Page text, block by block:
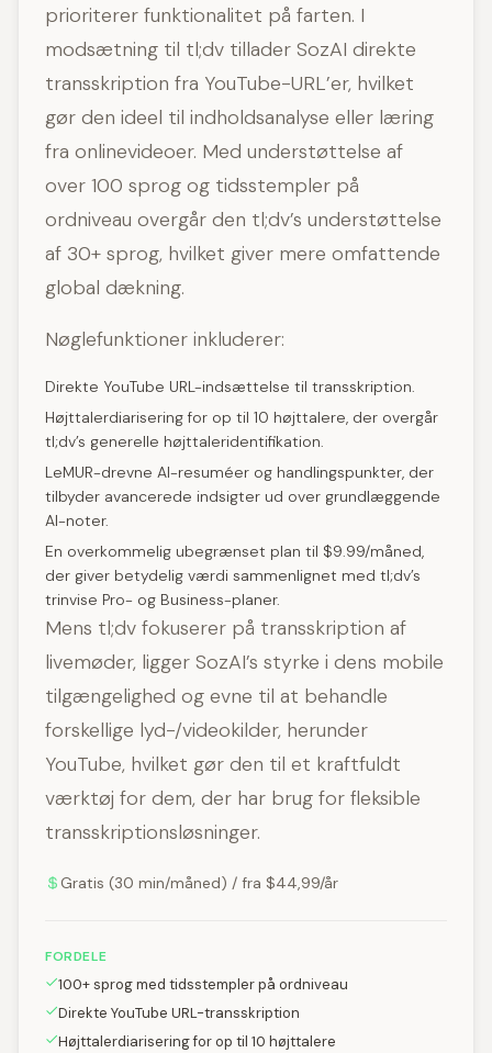
prioriterer funktionalitet på farten. I
modsætning til tl;dv tillader SozAI direkte
transskription fra YouTube-URL’er, hvilket
gør den ideel til indholdsanalyse eller læring
fra onlinevideoer. Med understøttelse af
over 100 sprog og tidsstempler på
ordniveau overgår den tl;dv’s understøttelse
af 30+ sprog, hvilket giver mere omfattende
global dækning.
Nøglefunktioner inkluderer:
Direkte YouTube URL-indsættelse til transskription.
Højttalerdiarisering for op til 10 højttalere, der overgår
tl;dv’s generelle højttaleridentifikation.
LeMUR-drevne AI-resuméer og handlingspunkter, der
tilbyder avancerede indsigter ud over grundlæggende
AI-noter.
En overkommelig ubegrænset plan til $9.99/måned,
der giver betydelig værdi sammenlignet med tl;dv’s
trinvise Pro- og Business-planer.
Mens tl;dv fokuserer på transskription af
livemøder, ligger SozAI’s styrke i dens mobile
tilgængelighed og evne til at behandle
forskellige lyd-/videokilder, herunder
YouTube, hvilket gør den til et kraftfuldt
værktøj for dem, der har brug for fleksible
transskriptionsløsninger.
Gratis (30 min/måned) / fra $44,99/år
FORDELE
100+ sprog med tidsstempler på ordniveau
Direkte YouTube URL-transskription
Højttalerdiarisering for op til 10 højttalere